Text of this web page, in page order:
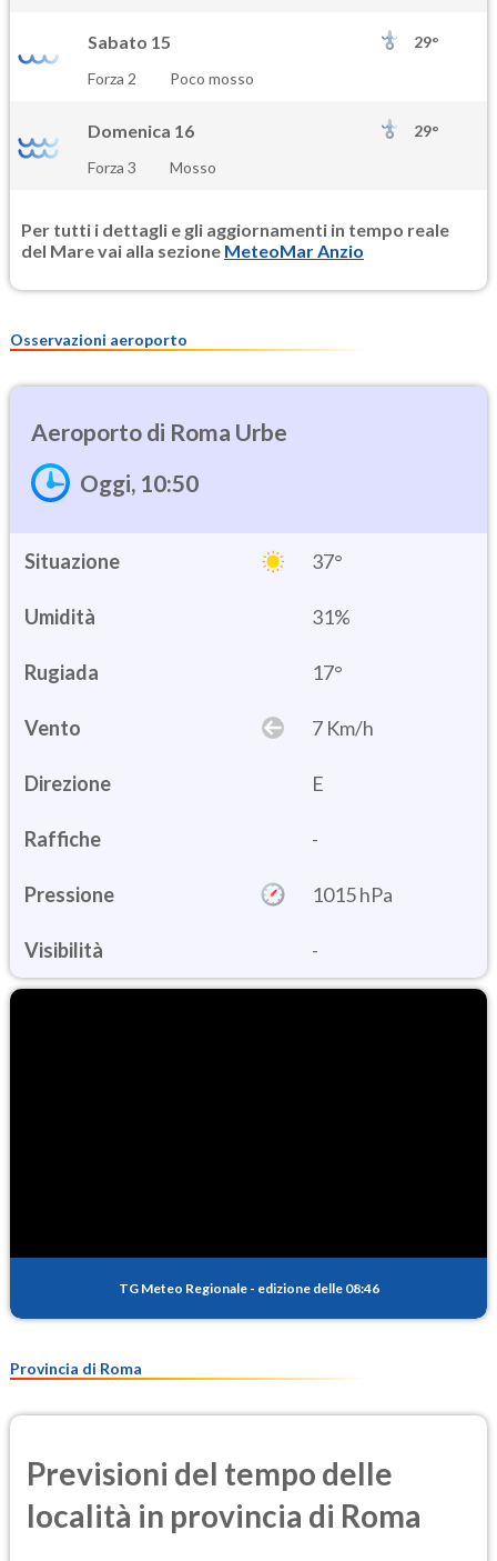
Sabato 15
29°
Forza 2
Poco mosso
Domenica 16
29°
Forza 3
Mosso
Per tutti i dettagli e gli aggiornamenti in tempo reale
del Mare vai alla sezione MeteoMar Anzio
Osservazioni aeroporto
Roma Urbe
Oggi, 10:50
Situazione 37°
Umidità 31%
17°
Vento 7 Km/h
Direzione E
Raffiche -
Pressione 1015 hPa
Visibilità -
TG Meteo Regionale - edizione delle 08:46
Provincia di Roma
Previsioni del tempo delle
località in provincia di Roma